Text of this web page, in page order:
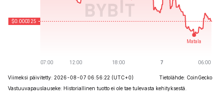
Viimeksi päivitetty: 2026-08-07 06:56:22 (UTC+0)
Tietolähde: CoinGecko
Vastuuvapauslauseke: Historiallinen tuotto ei ole tae tulevasta kehityksestä.